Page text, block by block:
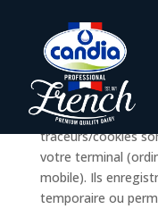
Politique
Lors de la
traceurs/cookies
votre terminal
mobile). Ils
temporaire ou